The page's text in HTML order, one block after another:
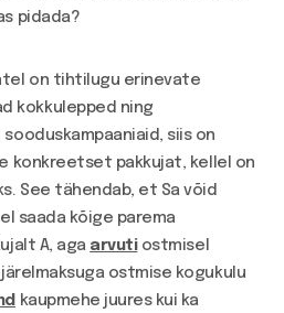
pidada?
on tihtilugu erinevate
kokkulepped ning
siis on
konkreetset pakkujat, kellel on
See tähendab, et Sa võid
saada kõige parema
A, aga arvutiostmisel
ostmise kogukulu
kaupmehe juures kui ka